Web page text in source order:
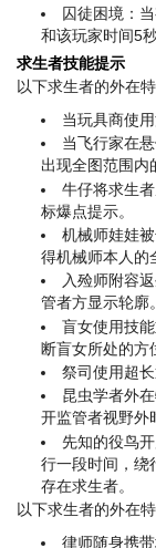
囚徒困境：
和该玩家时间5
求生者技能提示
以下求生者的外在
当玩具商使
当飞行家在
出现全图范围内
牛仔将求生
标爆点提示。
机械师娃娃
得机械师本人的
入殓师附容
管者方显示轮廓。
盲女使用技
断盲女所处的方
祭司使用超
昆虫学者外
开监管者视野外
先知的役鸟
行一段时间，绕
存在求生者。
以下求生者的外在
律师随身携